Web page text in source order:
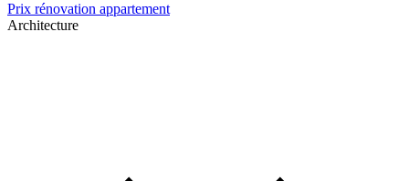
Prix rénovation appartement
Architecture